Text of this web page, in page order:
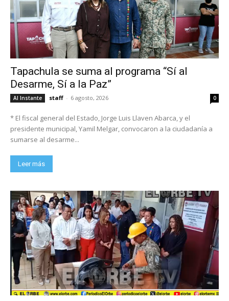
Tapachula se suma al programa “Sí al
Desarme, Sí a la Paz”
Al Instante staff - 6 agosto, 2026 0
* El fiscal general del Estado, Jorge Luis Llaven Abarca, y el
presidente municipal, Yamil Melgar, convocaron a la ciudadanía a
sumarse al desarme...
Leer más